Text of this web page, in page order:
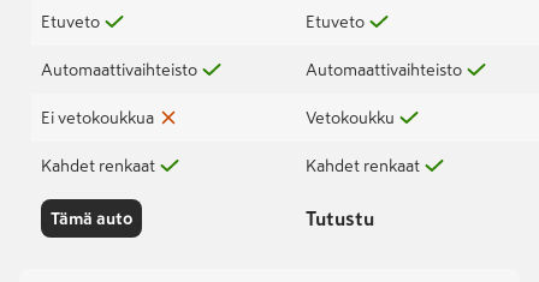
Etuveto
Automaattivaihteisto
Ei vetokoukkua
Kahdet renkaat
Tämä auto
Etuveto
Automaattivaihteisto
Vetokoukku
Kahdet renkaat
Tutustu